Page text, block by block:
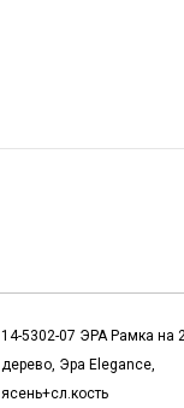
14-5302-07 ЭРА Рамка на
дерево, Эра Elegance,
ясень+сл.кость